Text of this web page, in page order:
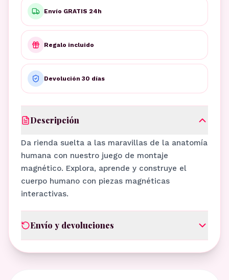
Envío GRATIS 24h
Regalo incluido
Devolución 30 días
Descripción
Da rienda suelta a las maravillas de la anatomía
humana con nuestro juego de montaje
magnético. Explora, aprende y construye el
cuerpo humano con piezas magnéticas
interactivas.
Envío y devoluciones